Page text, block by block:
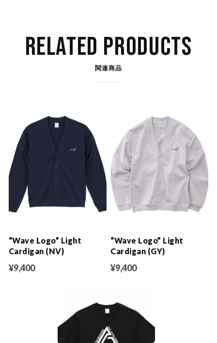
RELATED PRODUCTS
関連商品
“Wave Logo” Light
Cardigan (NV)
¥9,400
“Wave Logo” Light
Cardigan (GY)
¥9,400